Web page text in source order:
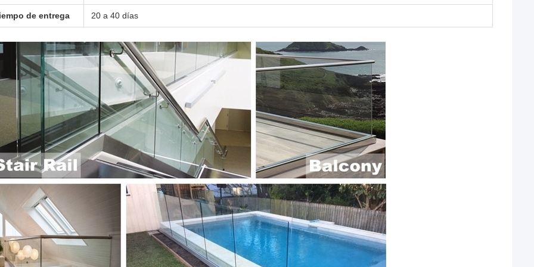
de entrega 20 a 40 días